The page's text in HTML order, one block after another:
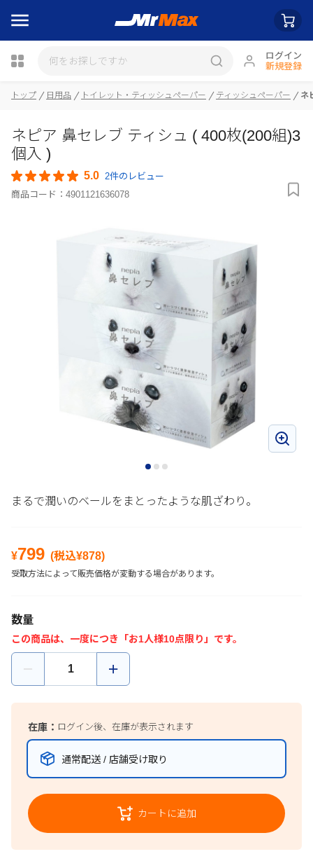
ログイン
新規登録
瓶詰
トップ 日用品 トイレット・ティッシュペーパー ティッシュペーパー ネ
ネピア 鼻セレブ ティシュ ( 400枚(200組)3
個入 )
5.0 2件のレビュー
商品コード： 4901121636078
まるで潤いのベールをまとったような肌ざわり。
¥799 (税込¥878)
受取方法によって販売価格が変動する場合があります。
数量
この商品は、一度につき「お1人様10点限り」です。
在庫： ログイン後、在庫が表示されます
通常配送 / 店舗受け取り
カートに追加